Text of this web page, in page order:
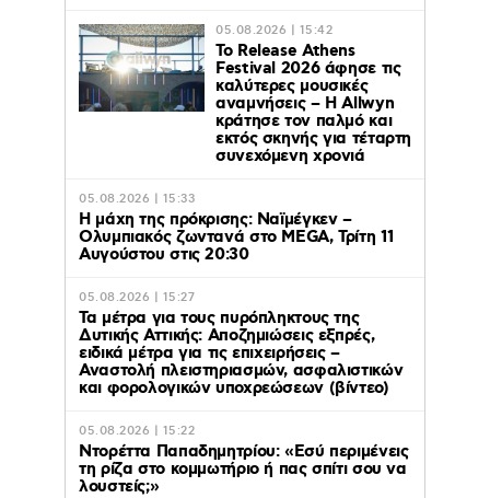
05.08.2026 | 15:42
Το Release Athens
Festival 2026 άφησε τις
καλύτερες μουσικές
αναμνήσεις – Η Allwyn
κράτησε τον παλμό και
εκτός σκηνής για τέταρτη
συνεχόμενη χρονιά
05.08.2026 | 15:33
Η μάχη της πρόκρισης: Ναϊμέγκεν –
Ολυμπιακός ζωντανά στο MEGA, Τρίτη 11
Αυγούστου στις 20:30
05.08.2026 | 15:27
Τα μέτρα για τους πυρόπληκτους της
Δυτικής Αττικής: Αποζημιώσεις εξπρές,
ειδικά μέτρα για τις επιχειρήσεις –
Αναστολή πλειστηριασμών, ασφαλιστικών
και φορολογικών υποχρεώσεων (βίντεο)
05.08.2026 | 15:22
Ντορέττα Παπαδημητρίου: «Εσύ περιμένεις
τη ρίζα στο κομμωτήριο ή πας σπίτι σου να
λουστείς;»